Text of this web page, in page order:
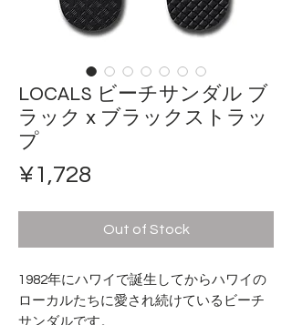
LOCALS ビーチサンダル ブ
ラック x ブラックストラッ
プ
¥1,728
Out of Stock
1982年にハワイで誕生してからハワイの
ローカルたちに愛され続けているビーチ
サンダルです。